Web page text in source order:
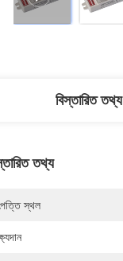
বিস্তারিত তথ্য
তথ্য
স্থল